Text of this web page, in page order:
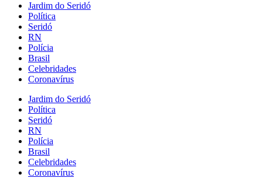
Jardim do Seridó
Política
Seridó
RN
Polícia
Brasil
Celebridades
Coronavírus
Jardim do Seridó
Política
Seridó
RN
Polícia
Brasil
Celebridades
Coronavírus